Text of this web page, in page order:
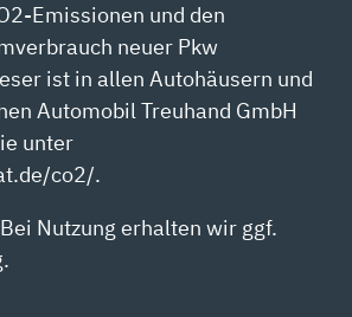
Emissionen und den
neuer Pkw
ist in allen Autohäusern und
Automobil Treuhand GmbH
unter
co2/.
Nutzung erhalten wir ggf.